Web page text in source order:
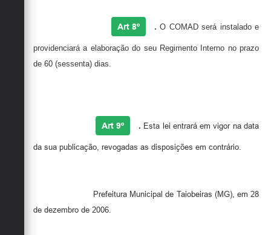
Art 8º . O COMADserá instalado e
providenciará a elaboração do seu Regimento Interno no prazo
de 60 (sessenta) dias.
Art 9º . Esta lei entrará em vigor na data
da sua publicação, revogadas as disposições em contrário.
Prefeitura Municipal de Taiobeiras (MG), em 28
de dezembro de 2006.